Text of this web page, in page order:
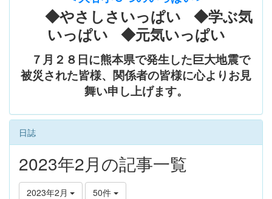
◆やさしさいっぱい ◆学ぶ気
いっぱい ◆元気いっぱい
７月２８日に熊本県で発生した巨大地震で
被災された皆様、関係者の皆様に心よりお見
舞い申し上げます。
日誌
2023年2月の記事一覧
2023年2月 50件